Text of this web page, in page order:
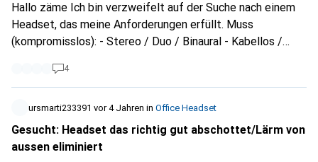
Hallo zäme Ich bin verzweifelt auf der Suche nach einem
Headset, das meine Anforderungen erfüllt. Muss
(kompromisslos): - Stereo / Duo / Binaural - Kabellos /
verbinden - Dual Bluetooth® connectivity: Gleichzeitig per
Bluetooth am Smartphone Musik hören und Anrufe via
Tischtelefon entgegennehmen und tätigen. Musik
pausiert/stummt automatisch. Nach dem Telefonat setzt
die Musik vom Smartphone wieder fort. Optional: - ANC -
4
ursmarti233391 vor 4 Jahren in Office Headset
Gesucht: Headset das richtig gut abschottet/Lärm von
aussen eliminiert